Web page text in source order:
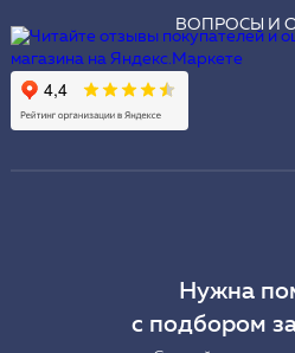
ВОПРОСЫ И
Нужна
с подбором